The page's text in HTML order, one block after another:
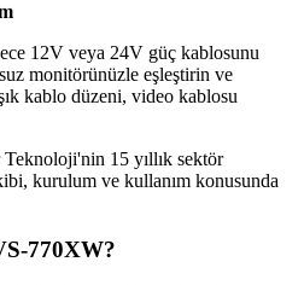
12V veya 24V güç kablosunu
monitörünüzle eşleştirin ve
kablo düzeni, video kablosu
Teknoloji'nin 15 yıllık sektör
kurulum ve kullanım konusunda
770XW?